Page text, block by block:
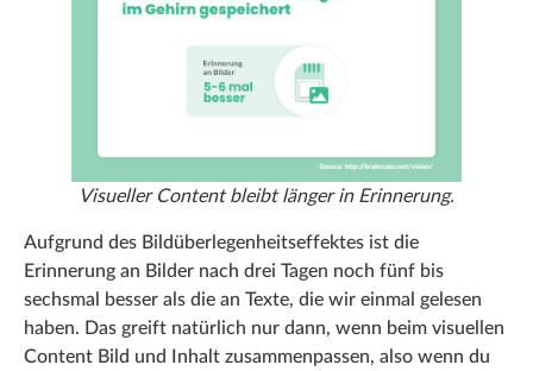
Visueller Content bleibt länger in Erinnerung.
Aufgrund des Bildüberlegenheitseffektes ist die
Erinnerung an Bilder nach drei Tagen noch fünf bis
sechsmal besser als die an Texte, die wir einmal gelesen
haben. Das greift natürlich nur dann, wenn beim visuellen
Content Bild und Inhalt zusammenpassen, also wenn du